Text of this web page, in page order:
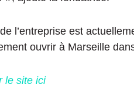
l’entreprise est
ouvrir à Marseille
le site ici